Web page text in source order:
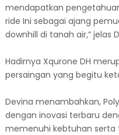
mendapatkan
ride Ini sebagai ajang
downhill di tanah air,” jelas
Hadirnya Xqurone DH
persaingan yang begitu
Devina menambahkan,
dengan inovasi terbaru
memenuhi kebtuhan